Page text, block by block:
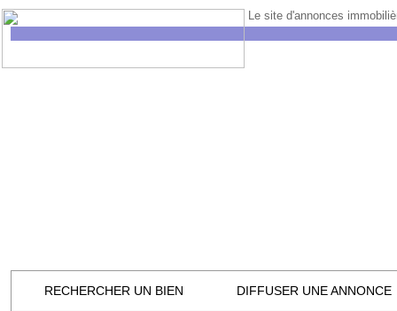
Le site d'annonces
RECHERCHER UN BIEN DIFFUSER UNE ANNONCE